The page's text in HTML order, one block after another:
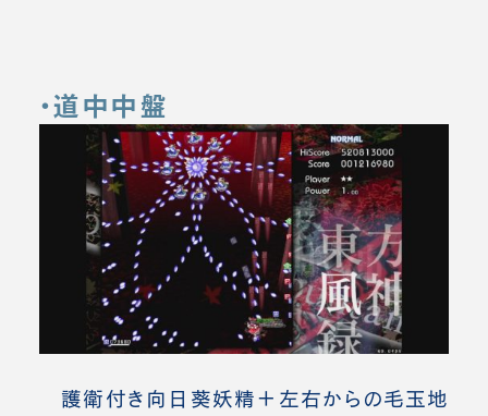
・道中中盤
護衛付き向日葵妖精＋左右からの毛玉地